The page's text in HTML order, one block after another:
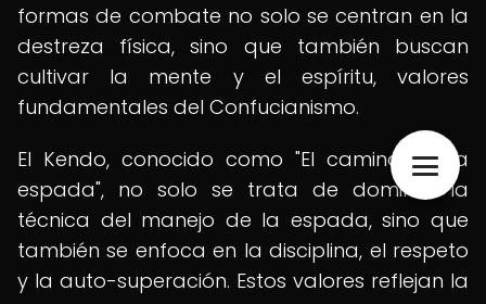
formas de combate no solo se centran en la
destreza física, sino que también buscan
cultivar la mente y el espíritu, valores
fundamentales del Confucianismo.
El Kendo, conocido como "El camino de la
espada", no solo se trata de dominar la
técnica del manejo de la espada, sino que
también se enfoca en la disciplina, el respeto
y la auto-superación. Estos valores reflejan la